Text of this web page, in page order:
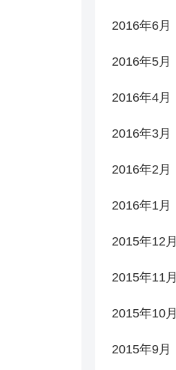
2016年6月
2016年5月
2016年4月
2016年3月
2016年2月
2016年1月
2015年12月
2015年11月
2015年10月
2015年9月